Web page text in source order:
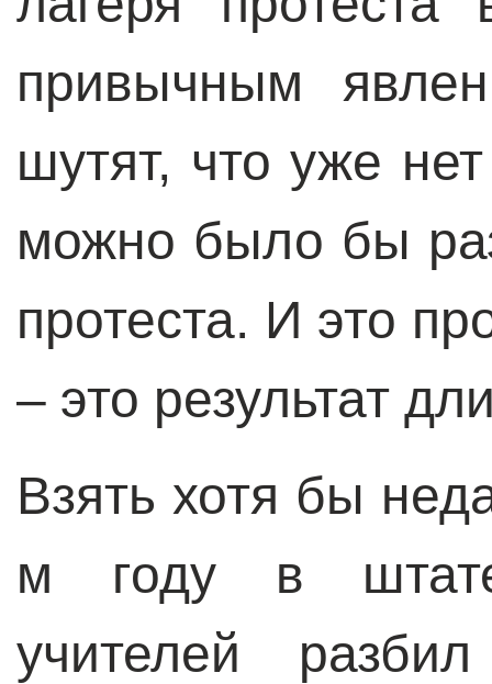
привычным
шутят, что уже
можно было бы
протеста. И это
– это результат
Взять хотя бы
м году в
учителей